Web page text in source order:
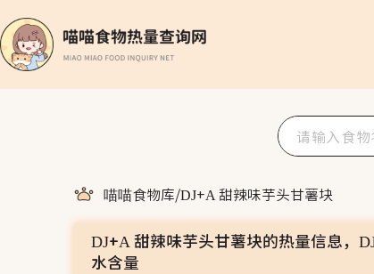
喵喵食物库/DJ+A 甜辣味芋头甘薯块
DJ+A 甜辣味芋头甘薯块的热量信息，
水含量